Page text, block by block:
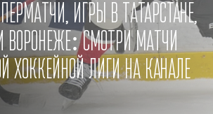
игры в Татарстане,
Воронеже: смотри матчи
хоккейной лиги на канале